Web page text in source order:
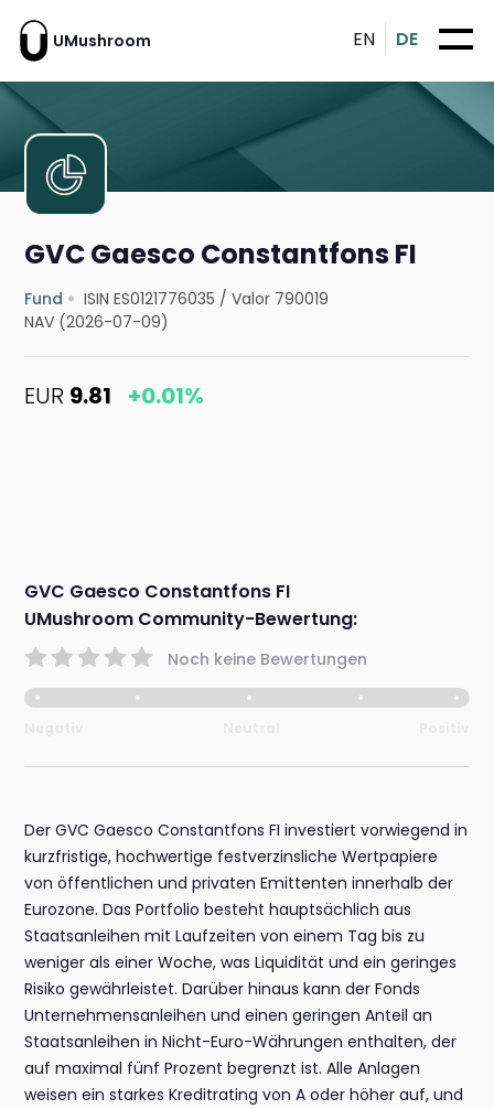
UMushroom EN DE
GVC Gaesco Constantfons FI
Fund ISIN ES0121776035 /Valor 790019
NAV (2026-07-09)
EUR 9.81 +0.01%
GVC Gaesco Constantfons FI
UMushroom Community-Bewertung:
Noch keine Bewertungen
Der GVC Gaesco Constantfons FI investiert vorwiegend in
kurzfristige, hochwertige festverzinsliche Wertpapiere
von öffentlichen und privaten Emittenten innerhalb der
Eurozone. Das Portfolio besteht hauptsächlich aus
Staatsanleihen mit Laufzeiten von einem Tag bis zu
weniger als einer Woche, was Liquidität und ein geringes
Risiko gewährleistet. Darüber hinaus kann der Fonds
Unternehmensanleihen und einen geringen Anteil an
Staatsanleihen in Nicht-Euro-Währungen enthalten, der
auf maximal fünf Prozent begrenzt ist. Alle Anlagen
weisen ein starkes Kreditrating von A oder höher auf, und